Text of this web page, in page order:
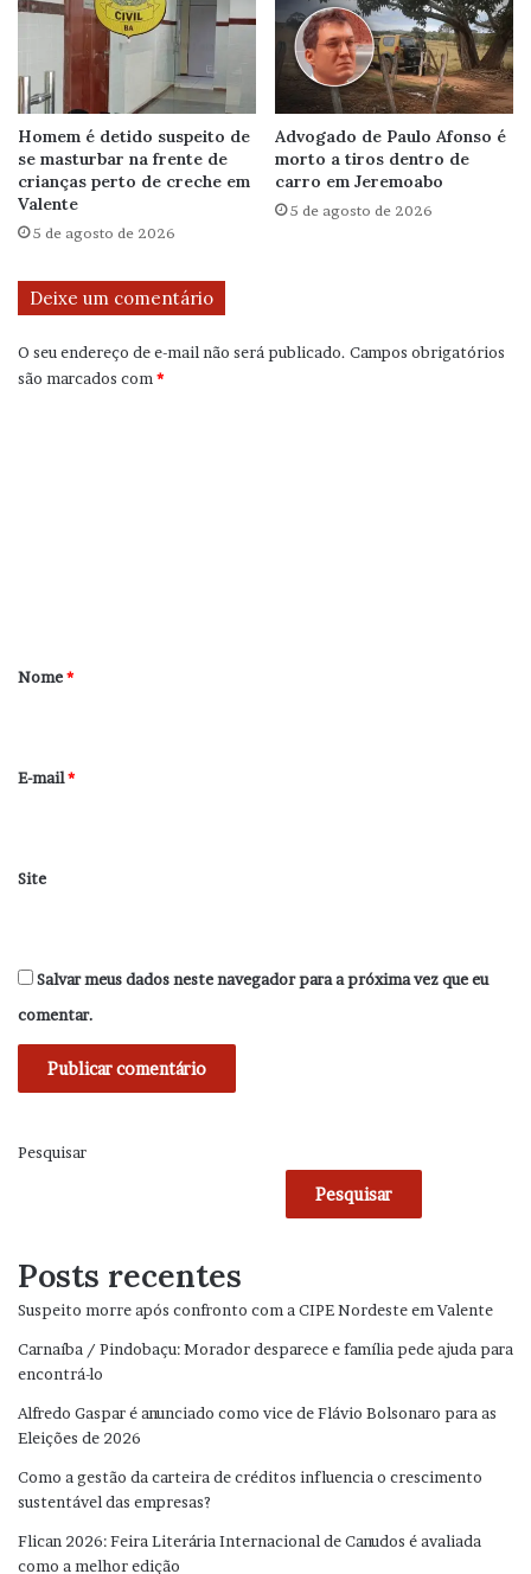
Homem é detido suspeito de
se masturbar na frente de
crianças perto de creche em
Valente
5 de agosto de 2026
Advogado de Paulo Afonso é
morto a tiros dentro de
carro em Jeremoabo
5 de agosto de 2026
Deixe um comentário
O seu endereço de e-mail não será publicado. Campos obrigatórios
são marcados com*
r
*
Nome*
E-mail*
Site
Salvar meus dados neste navegador para a próxima vez que eu
comentar.
Pesquisar
Pesquisar
Posts recentes
Suspeito morre após confronto com a CIPE Nordeste em Valente
Carnaíba / Pindobaçu: Morador desparece e família pede ajuda para
encontrá-lo
Alfredo Gaspar é anunciado como vice de Flávio Bolsonaro para as
Eleições de 2026
Como a gestão da carteira de créditos influencia o crescimento
sustentável das empresas?
Flican 2026: Feira Literária Internacional de Canudos é avaliada
como a melhor edição